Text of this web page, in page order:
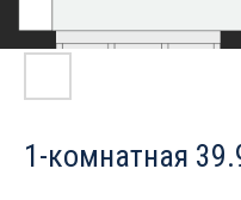
1-комнатная